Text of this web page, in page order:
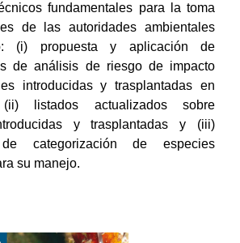
fundamentales para la toma
de las autoridades ambientales
(i) propuesta y aplicación de
de análisis de riesgo de impacto
introducidas y trasplantadas en
(ii) listados actualizados sobre
y trasplantadas y (iii)
de categorización de especies
su manejo.